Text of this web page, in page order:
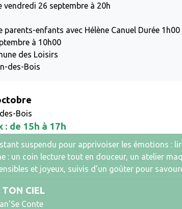
vendredi 26 septembre à 20h
parents-enfants avec Hélène Canuel Durée
à 10h00
des Loisirs
des-Bois
Bois
de 15h à 17h
suspendu pour apprivoiser les émotions :
: un coin lecture tout en douceur, un atelier
et joyeux, suivis d’un goûter pour
TON CIEL
Conte